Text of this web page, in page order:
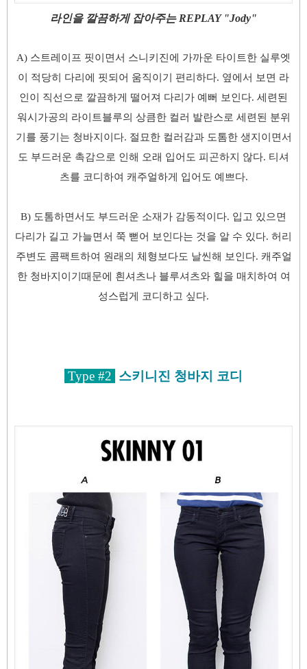
라인을 깔끔하게 잡아주는 REPLAY "Jody"
A) 스트레이프 핏이면서 스니키진에 가까운 타이트한 실루엣
이 적당히 다리에 핏되어 움직이기 편리하다. 옆에서 보면 라
인이 직선으로 깔끔하게 떨어져 다리가 예뻐 보인다. 세련된
워시가공의 라이트블루의 상큼한 컬러 발란스로 세련된 분위
기를 풍기는 청바지이다. 절묘한 컬러감과 도톰한 생지이면서
도 부드러운 촉감으로 인해 오래 입어도 피곤하지 않다. 티셔
츠를 코디하여 캐주얼하게 입어도 예쁘다.
​B) 도톰하면서도 부드러운 소재가 감동적이다. 입고 있으면
다리가 길고 가늘면서 쭉 뻗어 보인다는 것을 알 수 있다. 허리
주변도 콤팩트하여 원래의 체형보다도 날씬해 보인다. 캐주얼
한 청바지이기때문에 흰셔츠나 블루셔츠와 힐을 매치하여 여
성스럽게 코디하고 싶다.
Type #2 스키니진 청바지 코디